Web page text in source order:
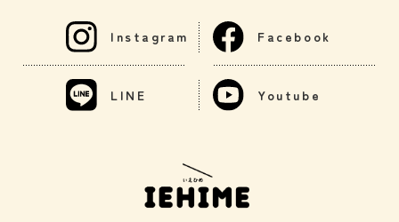
Instagram Facebook
LINE Youtube